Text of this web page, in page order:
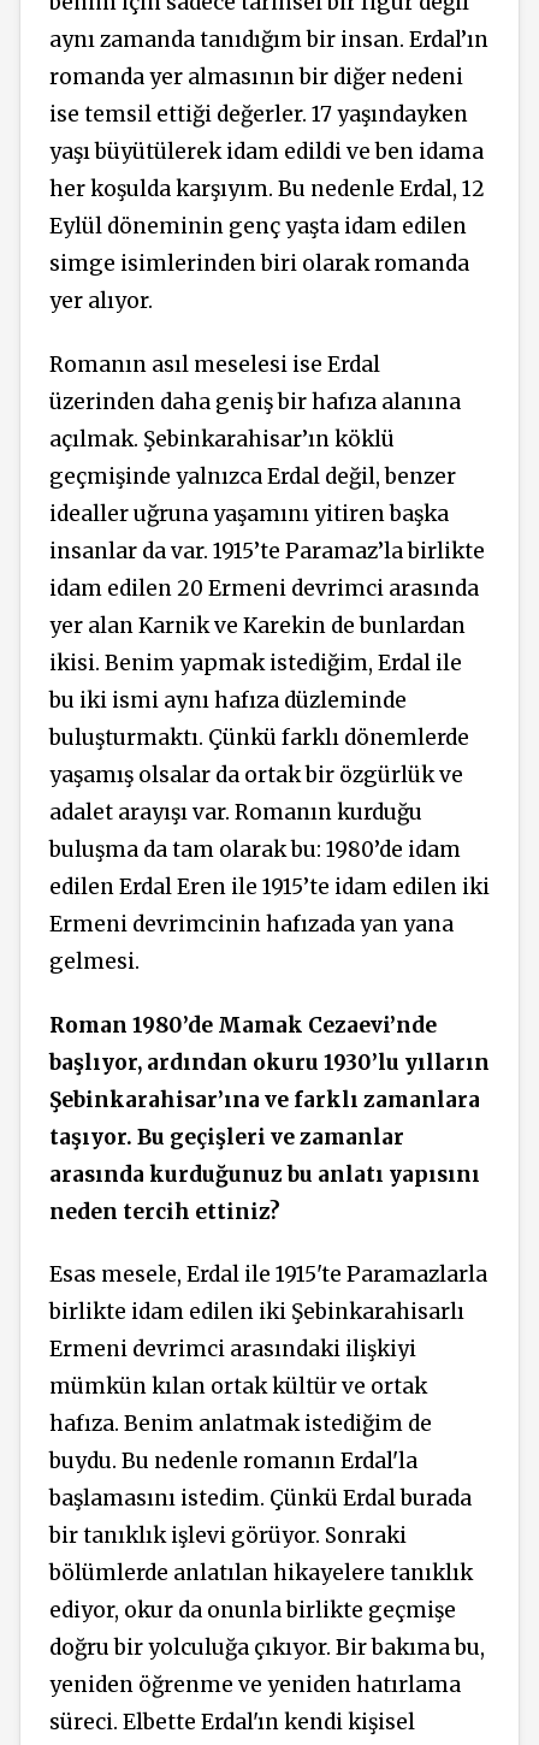
aynı zamanda tanıdığım bir insan. Erdal’ın
romanda yer almasının bir diğer nedeni
ise temsil ettiği değerler. 17 yaşındayken
yaşı büyütülerek idam edildi ve ben idama
her koşulda karşıyım. Bu nedenle Erdal, 12
Eylül döneminin genç yaşta idam edilen
simge isimlerinden biri olarak romanda
yer alıyor.
Romanın asıl meselesi ise Erdal
üzerinden daha geniş bir hafıza alanına
açılmak. Şebinkarahisar’ın köklü
geçmişinde yalnızca Erdal değil, benzer
idealler uğruna yaşamını yitiren başka
insanlar da var. 1915’te Paramaz’la birlikte
idam edilen 20 Ermeni devrimci arasında
yer alan Karnik ve Karekin de bunlardan
ikisi. Benim yapmak istediğim, Erdal ile
bu iki ismi aynı hafıza düzleminde
buluşturmaktı. Çünkü farklı dönemlerde
yaşamış olsalar da ortak bir özgürlük ve
adalet arayışı var. Romanın kurduğu
buluşma da tam olarak bu: 1980’de idam
edilen Erdal Eren ile 1915’te idam edilen iki
Ermeni devrimcinin hafızada yan yana
gelmesi.
Roman 1980’de Mamak Cezaevi’nde
başlıyor, ardından okuru 1930’lu yılların
Şebinkarahisar’ına ve farklı zamanlara
taşıyor. Bu geçişleri ve zamanlar
arasında kurduğunuz bu anlatı yapısını
neden tercih ettiniz?
Esas mesele, Erdal ile 1915'te Paramazlarla
birlikte idam edilen iki Şebinkarahisarlı
Ermeni devrimci arasındaki ilişkiyi
mümkün kılan ortak kültür ve ortak
hafıza. Benim anlatmak istediğim de
buydu. Bu nedenle romanın Erdal'la
başlamasını istedim. Çünkü Erdal burada
bir tanıklık işlevi görüyor. Sonraki
bölümlerde anlatılan hikayelere tanıklık
ediyor, okur da onunla birlikte geçmişe
doğru bir yolculuğa çıkıyor. Bir bakıma bu,
yeniden öğrenme ve yeniden hatırlama
süreci. Elbette Erdal'ın kendi kişisel